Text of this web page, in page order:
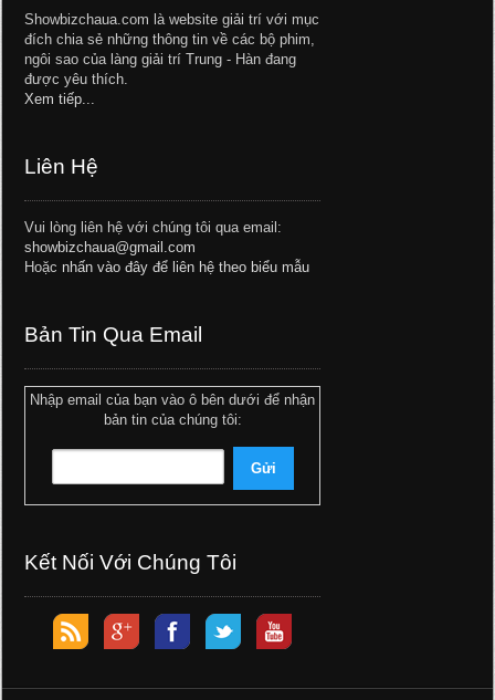
Showbizchaua.com là website giải trí với mục
đích chia sẻ những thông tin về các bộ phim,
ngôi sao của làng giải trí Trung - Hàn đang
được yêu thích.
Xem tiếp...
Liên Hệ
Vui lòng liên hệ với chúng tôi qua email:
showbizchaua@gmail.com
Hoặc nhấn vào đây để liên hệ theo biểu mẫu
Bản Tin Qua Email
Nhập email của bạn vào ô bên dưới để nhận
bản tin của chúng tôi:
Kết Nối Với Chúng Tôi